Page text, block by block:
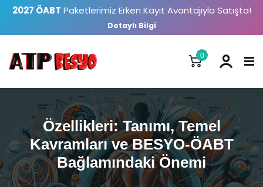
2027 ÖABT Paketlerimiz Erken Kayıt Avantajıyla Satışta!
Detaylı Bilgi
0
Özellikleri: Tanımı, Temel
Kavramları ve BESYO-ÖABT
Bağlamındaki Önemi